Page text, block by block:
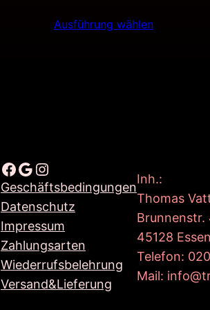
war:
ist:
Ausführung wählen
Facebook Google Instagram
Geschäftsbedingungen
Datenschutz
Impressum
Zahlungsarten
Wiederrufsbelehrung
Versand&Lieferung
Inh.:
Thomas
Brunnenstr.
45128 Essen
Telefon:
Mail: